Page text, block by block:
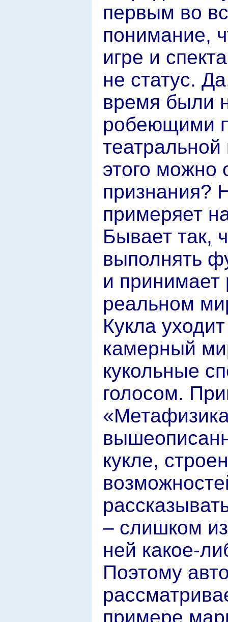
первым во
понимание,
игре и
не статус.
время были
робеющими
этого можно
признания?
примеряет
Бывает так,
выполнять
и принимает
реальном
Кукла
камерный
кукольные
голосом.
кукле,
– слишком
ней какое-
Поэтому
примере